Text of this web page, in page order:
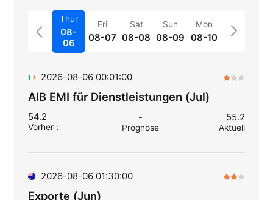
Thur
08-
06
Fri
08-07
Sat
08-08
Sun
08-09
Mon
08-10
2026-08-06 00:01:00
AIB EMI für Dienstleistungen (Jul)
54.2
Vorher：
-
Prognose
55.2
Aktuell
2026-08-06 01:30:00
Exporte (Jun)